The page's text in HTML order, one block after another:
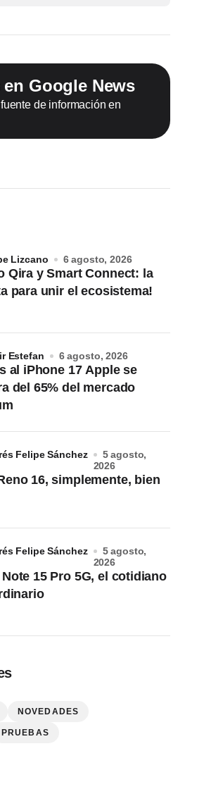
Google News
de información en
Qira y Smart Connect: la
para unir el ecosistema!
Lizcano 6 agosto, 2026
al iPhone 17 Apple se
del 65% del mercado
Estefan 6 agosto, 2026
16, simplemente, bien
Felipe Sánchez
5 agosto,
2026
15 Pro 5G, el cotidiano
Felipe Sánchez
5 agosto,
2026
NOVEDADES
PRUEBAS